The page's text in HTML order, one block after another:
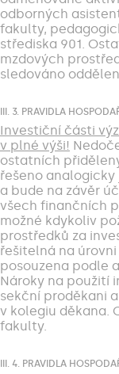
odborných
fakulty,
střediska 901.
mzdových
sledováno
III. 3. PRAVIDLA
Investiční části
v plné výši!
ostatních
řešeno
a bude na závěr
všech finančních
možné kdykoliv
prostředků za
řešitelná na
posouzena podle
Nároky na použití
sekční proděkani
v kolegiu děkana.
fakulty.
III. 4. PRAVIDLA